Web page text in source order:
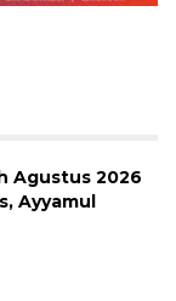
Agustus 2026
Ayyamul